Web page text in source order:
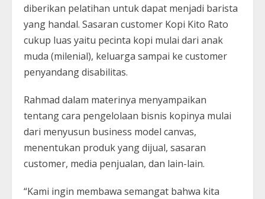
diberikan pelatihan untuk dapat menjadi barista
yang handal. Sasaran customer Kopi Kito Rato
cukup luas yaitu pecinta kopi mulai dari anak
muda (milenial), keluarga sampai ke customer
penyandang disabilitas.
Rahmad dalam materinya menyampaikan
tentang cara pengelolaan bisnis kopinya mulai
dari menyusun business model canvas,
menentukan produk yang dijual, sasaran
customer, media penjualan, dan lain-lain.
“Kami ingin membawa semangat bahwa kita